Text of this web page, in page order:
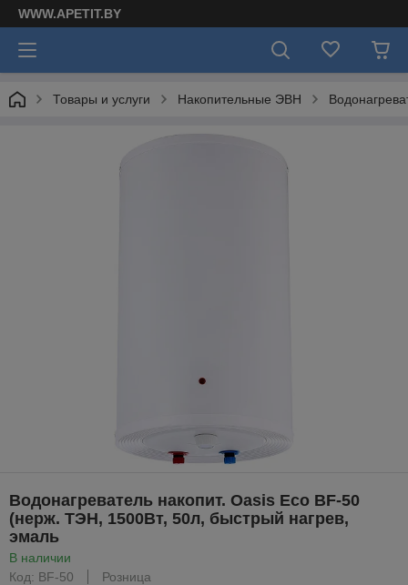
WWW.APETIT.BY
Товары и услуги Накопительные ЭВН
Водонагреватель накопит. Oasis Eco BF-50
(нерж. ТЭН, 1500Вт, 50л, быстрый нагрев,
эмаль
В наличии
Код: BF-50
Розница